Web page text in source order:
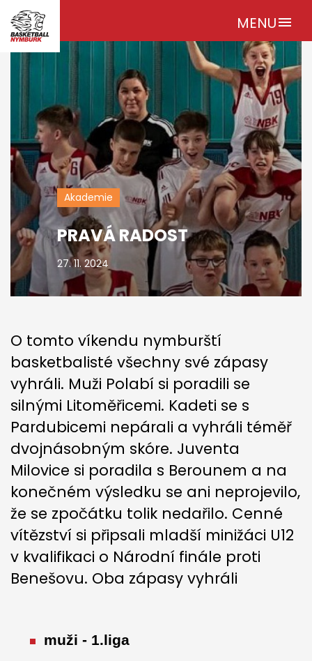
MENUmenu
Akademie
PRAVÁ RADOST
27. 11. 2024
O tomto víkendu nymburští
basketbalisté všechny své zápasy
vyhráli. Muži Polabí si poradili se
silnými Litoměřicemi. Kadeti se s
Pardubicemi nepárali a vyhráli téměř
dvojnásobným skóre. Juventa
Milovice si poradila s Berounem a na
konečném výsledku se ani neprojevilo,
že se zpočátku tolik nedařilo. Cenné
vítězství si připsali mladší minižáci U12
v kvalifikaci o Národní finále proti
Benešovu. Oba zápasy vyhráli
muži - 1.liga